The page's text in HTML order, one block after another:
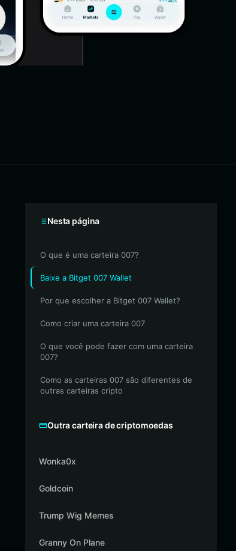
Nesta página
O que é uma carteira 007?
Baixe a Bitget 007 Wallet
Por que escolher a Bitget 007 Wallet?
Como criar uma carteira 007
O que você pode fazer com uma carteira
007?
Como as carteiras 007 são diferentes de
outras carteiras cripto
Outra carteira de criptomoedas
Wonka0x
Goldcoin
Trump Wig Memes
Granny On Plane